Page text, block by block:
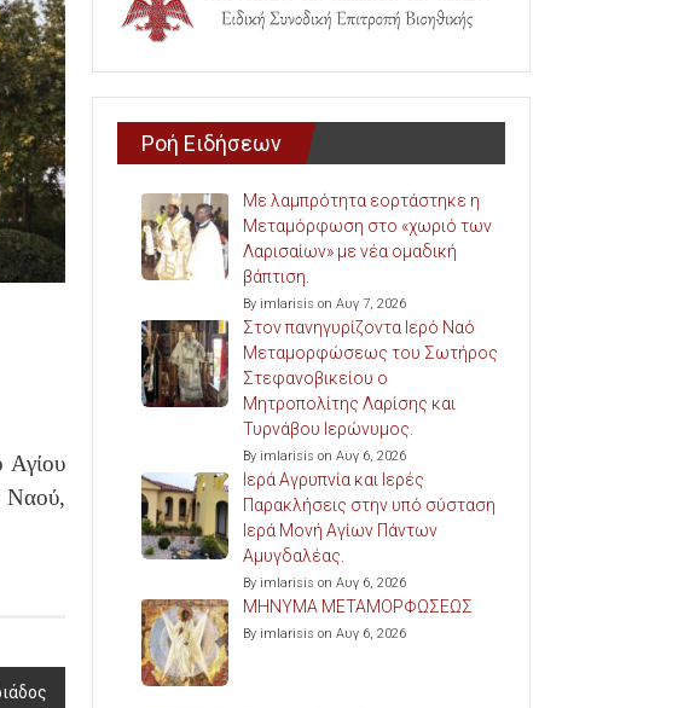
Αγίου
Ναού,
Ροή Ειδήσεων
Με λαμπρότητα εορτάστηκε η
Μεταμόρφωση στο «χωριό των
Λαρισαίων» με νέα ομαδική
βάπτιση.
By imlarisis on Αυγ 7, 2026
Στον πανηγυρίζοντα Ιερό Ναό
Μεταμορφώσεως του Σωτήρος
Στεφανοβικείου ο
Μητροπολίτης Λαρίσης και
Τυρνάβου Ιερώνυμος.
By imlarisis on Αυγ 6, 2026
Ιερά Αγρυπνία και Ιερές
Παρακλήσεις στην υπό σύσταση
Ιερά Μονή Αγίων Πάντων
Αμυγδαλέας.
By imlarisis on Αυγ 6, 2026
ΜΗΝΥΜΑ ΜΕΤΑΜΟΡΦΩΣΕΩΣ
By imlarisis on Αυγ 6, 2026